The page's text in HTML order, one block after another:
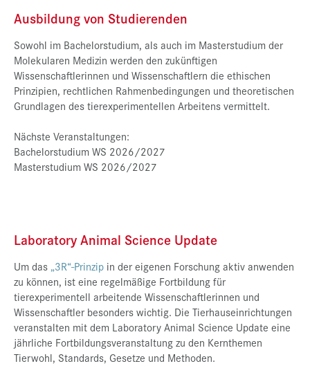
Ausbildung von Studierenden
Sowohl im Bachelorstudium, als auch im Masterstudium der
Molekularen Medizin werden den zukünftigen
Wissenschaftlerinnen und Wissenschaftlern die ethischen
Prinzipien, rechtlichen Rahmenbedingungen und theoretischen
Grundlagen des tierexperimentellen Arbeitens vermittelt.
Nächste Veranstaltungen:
Bachelorstudium WS 2026/2027
Masterstudium WS 2026/2027
Laboratory Animal Science Update
Um das „3R“-Prinzip in der eigenen Forschung aktiv anwenden
zu können, ist eine regelmäßige Fortbildung für
tierexperimentell arbeitende Wissenschaftlerinnen und
Wissenschaftler besonders wichtig. Die Tierhauseinrichtungen
veranstalten mit dem Laboratory Animal Science Update eine
jährliche Fortbildungsveranstaltung zu den Kernthemen
Tierwohl, Standards, Gesetze und Methoden.